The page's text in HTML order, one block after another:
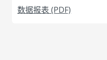
数据报表 (PDF)